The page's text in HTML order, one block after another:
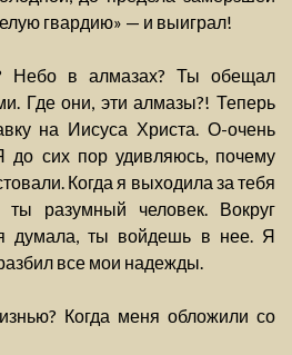
гвардию» — и выиграл!
Небо в алмазах? Ты обещал
Где они, эти алмазы?! Теперь
на Иисуса Христа. О-очень
до сих пор удивляюсь, почему
Когда я выходила за тебя
ты разумный человек. Вокруг
думала, ты войдешь в нее. Я
все мои надежды.
Когда меня обложили со